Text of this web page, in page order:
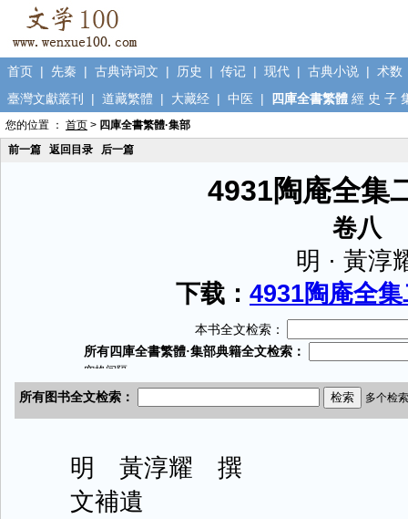
首页 | 先秦 | 古典诗词文 | 历史 | 传记 | 现代 | 古典小说 | 术数
臺灣文獻叢刊
| 道藏繁體 | 大藏经 | 中医 | 四庫全書繁體 經 史 子
您的位置 ： 首页 > 四庫全書繁體·集部
前一篇
返回目录 后一篇
4931陶庵全集
卷八
明 · 黃淳
下载： 4931陶庵全
本书全文检索：
明 黃淳耀 撰
文補遺